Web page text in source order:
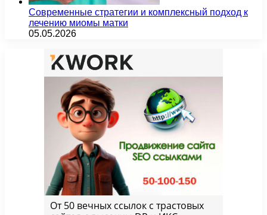
Современные стратегии и комплексный подход к
лечению миомы матки
05.05.2026